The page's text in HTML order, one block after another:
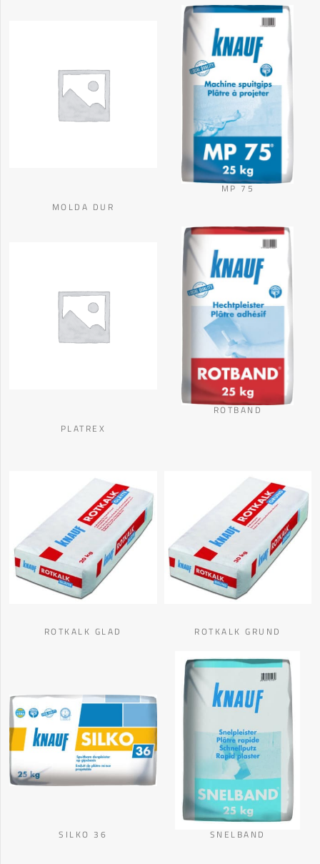
MOLDA DUR
MP 75
PLATREX
ROTBAND
ROTKALK GLAD ROTKALK GRUND
SILKO 36 SNELBAND